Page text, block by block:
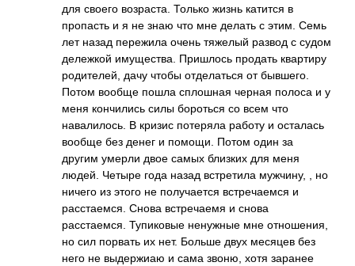
для своего возраста. Только жизнь катится в
пропасть и я не знаю что мне делать с этим. Семь
лет назад пережила очень тяжелый развод с судом
дележкой имущества. Пришлось продать квартиру
родителей, дачу чтобы отделаться от бывшего.
Потом вообще пошла сплошная черная полоса и у
меня кончились силы бороться со всем что
навалилось. В кризис потеряла работу и осталась
вообще без денег и помощи. Потом один за
другим умерли двое самых близких для меня
людей. Четыре года назад встретила мужчину, , но
ничего из этого не получается встречаемся и
расстаемся. Снова встречаемя и снова
расстаемся. Тупиковые ненужные мне отношения,
но сил порвать их нет. Больше двух месяцев без
него не выдержиаю и сама звоню, хотя заранее